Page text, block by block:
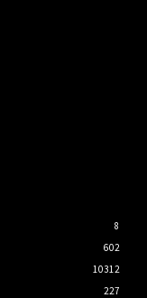
8
602
10312
227